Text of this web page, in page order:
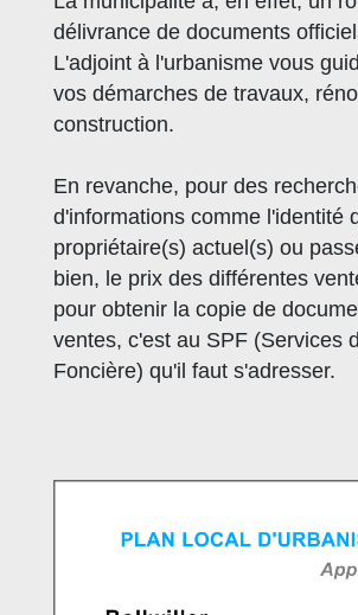
délivrance de documents
L'adjoint à l'urbanisme vous
vos démarches de travaux,
construction.
En revanche, pour des
d'informations comme l'identité
propriétaire(s) actuel(s) ou
bien, le prix des différentes
pour obtenir la copie de
ventes, c'est au SPF (Services
Foncière) qu'il faut s'adresser.